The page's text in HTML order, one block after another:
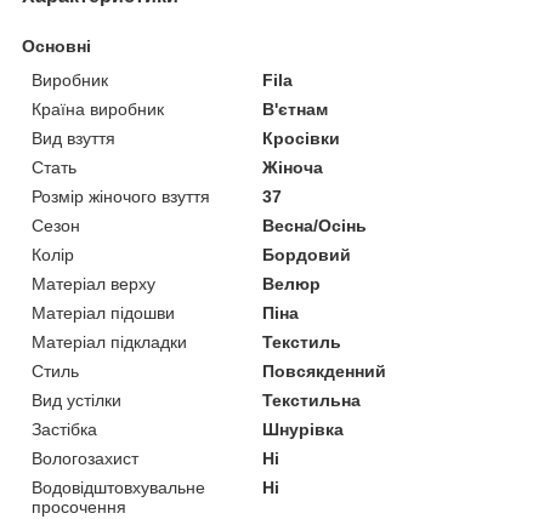
Основні
Виробник
Fila
Країна виробник
В'єтнам
Вид взуття
Кросівки
Стать
Жіноча
Розмір жіночого взуття
37
Сезон
Весна/Осінь
Колір
Бордовий
Матеріал верху
Велюр
Матеріал підошви
Піна
Матеріал підкладки
Текстиль
Стиль
Повсякденний
Вид устілки
Текстильна
Застібка
Шнурівка
Вологозахист
Ні
Водовідштовхувальне
просочення
Ні